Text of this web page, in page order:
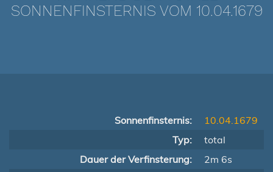
SONNENFINSTERNIS VOM 10.04.1679
Sonnenfinsternis:
10.04.1679
Typ:
total
Dauer der Verfinsterung:
2m 6s